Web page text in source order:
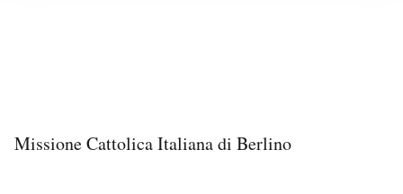
Missione Cattolica Italiana di Berlino